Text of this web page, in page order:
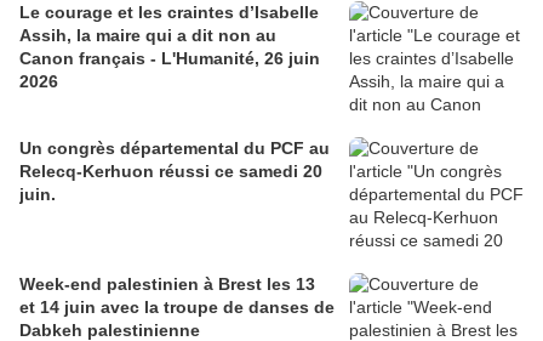
Le courage et les craintes d’Isabelle
Assih, la maire qui a dit non au
Canon français - L'Humanité, 26 juin
2026
Un congrès départemental du PCF au
Relecq-Kerhuon réussi ce samedi 20
juin.
Week-end palestinien à Brest les 13
et 14 juin avec la troupe de danses de
Dabkeh palestinienne